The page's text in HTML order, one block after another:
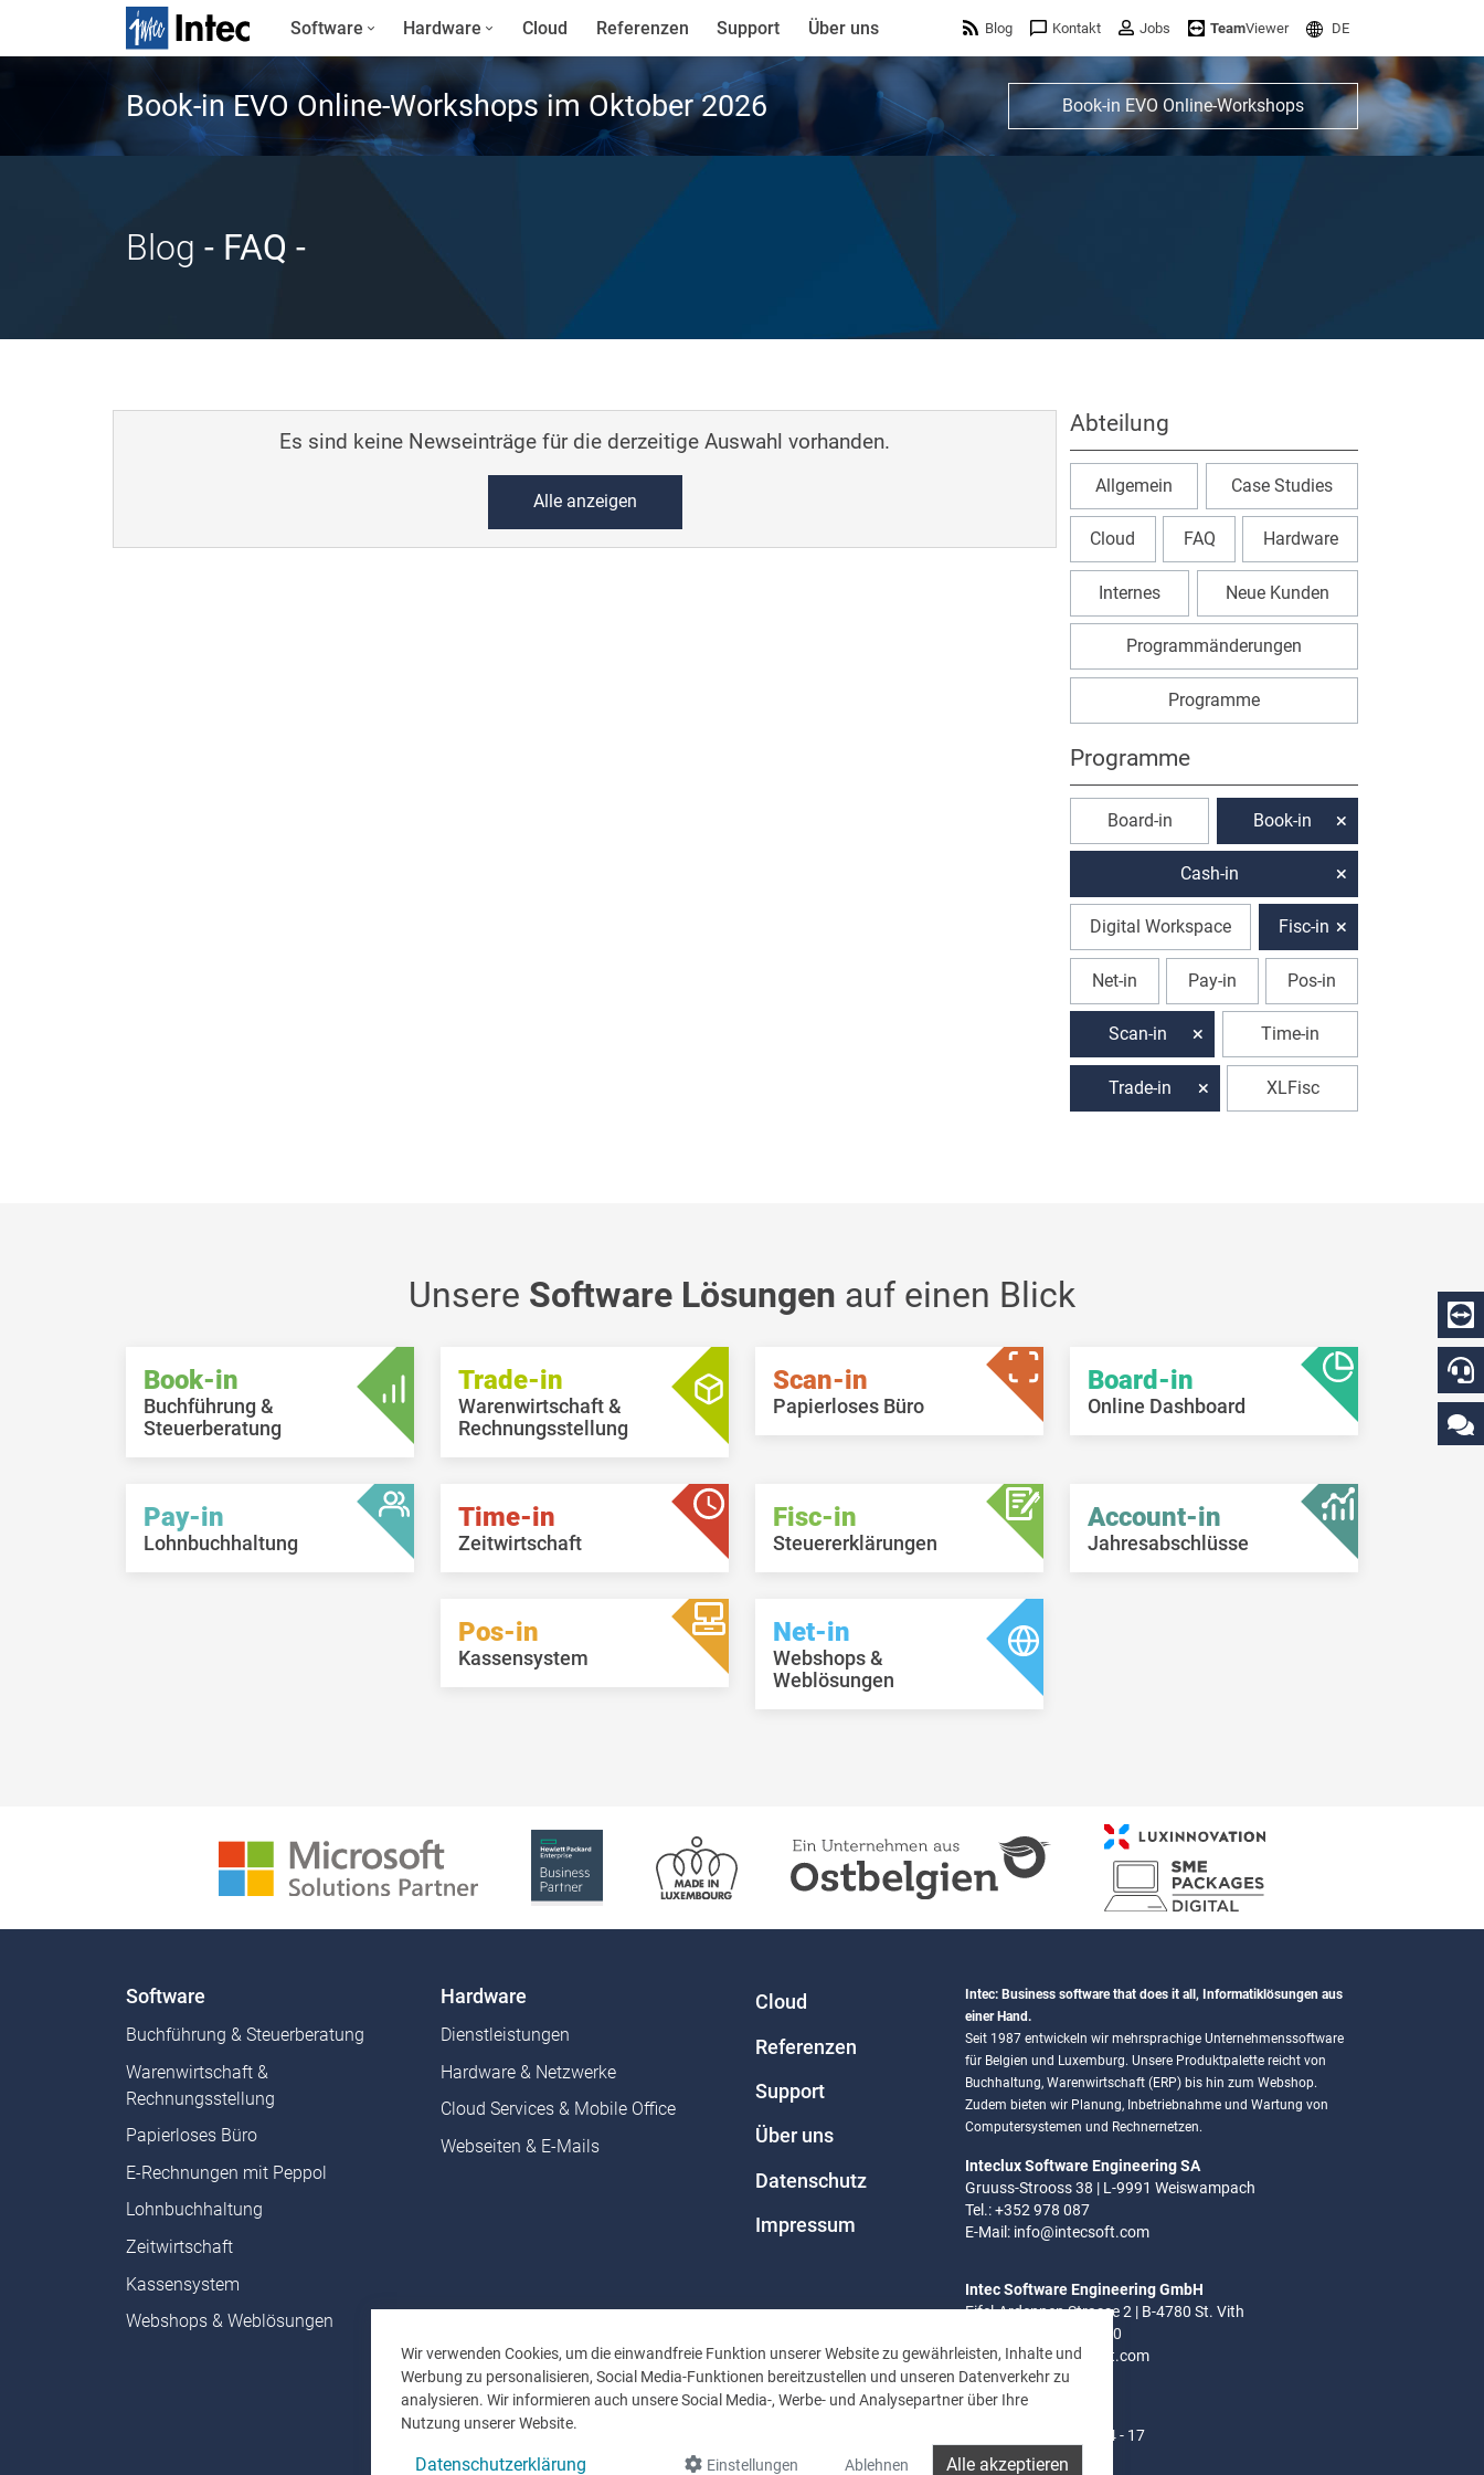
Wir verwenden Cookies, um die einwandfreie Funktion unserer Website zu gewährleisten, Inhalte und
Werbung zu personalisieren, Social Media-Funktionen bereitzustellen und unseren Datenverkehr zu
analysieren. Wir informieren auch unsere Social Media-, Werbe- und Analysepartner über Ihre
Nutzung unserer Website.
Datenschutzerklärung Einstellungen Ablehnen Alle akzeptieren
Software Hardware Cloud Referenzen Support Über uns Blog Kontakt Jobs TeamViewer DE
Book-in EVO Online-Workshops im Oktober 2026 Book-in EVO Online-Workshops
Blog - FAQ -
Es sind keine Newseinträge für die derzeitige Auswahl vorhanden.
Alle anzeigen
Abteilung
Allgemein Case Studies
Cloud FAQ Hardware
Internes Neue Kunden
Programmänderungen
Programme
Programme
Board-in Book-in
Cash-in
Digital Workspace Fisc-in
Net-in Pay-in Pos-in
Scan-in Time-in
Trade-in XLFisc
Unsere Software Lösungen auf einen Blick
Book-in
Buchführung &
Steuerberatung
Trade-in
Warenwirtschaft &
Rechnungsstellung
Scan-in
Papierloses Büro
Board-in
Online Dashboard
Pay-in
Lohnbuchhaltung
Time-in
Zeitwirtschaft
Fisc-in
Steuererklärungen
Account-in
Jahresabschlüsse
Pos-in
Kassensystem
Net-in
Webshops &
Weblösungen
Software
Buchführung & Steuerberatung
Warenwirtschaft &
Rechnungsstellung
Papierloses Büro
E-Rechnungen mit Peppol
Lohnbuchhaltung
Zeitwirtschaft
Kassensystem
Webshops & Weblösungen
Hardware
Dienstleistungen
Hardware & Netzwerke
Cloud Services & Mobile Office
Webseiten & E-Mails
Cloud
Referenzen
Support
Über uns
Datenschutz
Impressum
Intec: Business software that does it all, Informatiklösungen aus
einer Hand.
Seit 1987 entwickeln wir mehrsprachige Unternehmenssoftware
für Belgien und Luxemburg. Unsere Produktpalette reicht von
Buchhaltung, Warenwirtschaft (ERP) bis hin zum Webshop.
Zudem bieten wir Planung, Inbetriebnahme und Wartung von
Computersystemen und Rechnernetzen.
Inteclux Software Engineering SA
Gruuss-Strooss 38 | L-9991 Weiswampach
Tel.: +352 978 087
E-Mail: info@intecsoft.com
Intec Software Engineering GmbH
Eifel-Ardennen Strasse 2 | B-4780 St. Vith
Tel.: +32 (0)80 280 080
E-Mail:info@intecsoft.com
Mo - Do: 8 - 12 Uhr | 14 - 17
Uhr